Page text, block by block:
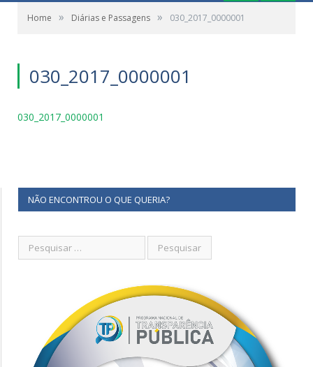
Home » Diárias e Passagens » 030_2017_0000001
030_2017_0000001
030_2017_0000001
NÃO ENCONTROU O QUE QUERIA?